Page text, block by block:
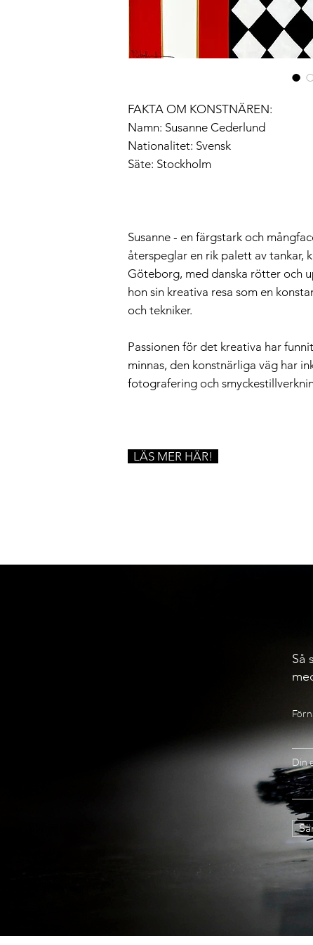
FAKTA OM KONSTNÄREN:
Namn: Susanne Cederlund
Nationalitet: Svensk
Säte: Stockholm
Susanne - en färgstark och
återspeglar en rik palett av tankar,
Göteborg, med danska rötter och
hon sin kreativa resa som en
och tekniker.
Passionen för det kreativa har
minnas, den konstnärliga väg har
fotografering och
LÄS MER HÄR!
Så
Din